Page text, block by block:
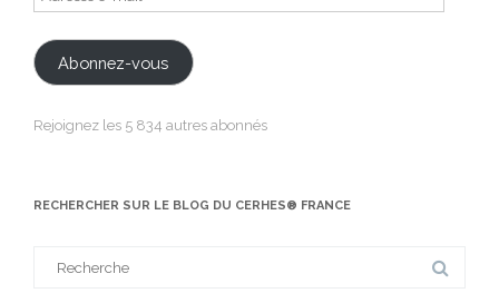
e-
mail
Abonnez-vous
Rejoignez les 5 834 autres abonnés
RECHERCHER SUR LE BLOG DU CERHES® FRANCE